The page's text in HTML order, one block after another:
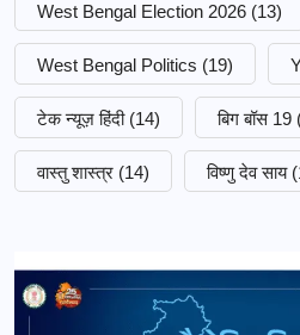
West Bengal Election 2026 (13)
West Bengal Politics (19)
टेक न्यूज़ हिंदी (14) बिग बॉस 19
वास्तु शास्त्र (14) विष्णु देव साय